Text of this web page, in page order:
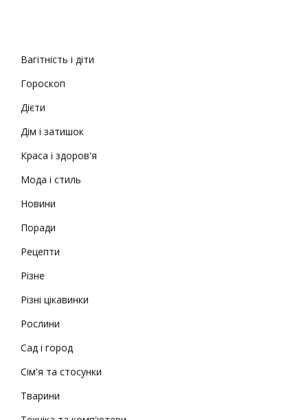
Вагітність і діти
Гороскоп
Дієти
Дім і затишок
Краса і здоров'я
Мода і стиль
Новини
Поради
Рецепти
Різне
Різні цікавинки
Рослини
Сад і город
Сім'я та стосунки
Тварини